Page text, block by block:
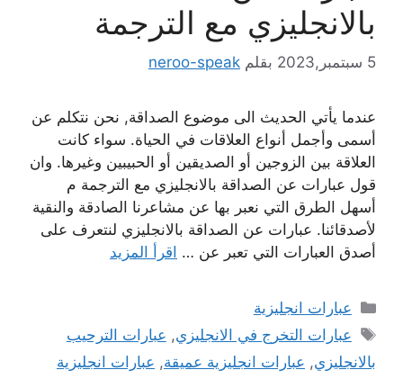
بالانجليزي مع الترجمة
5 سبتمبر,2023 بقلم neroo-speak
عندما يأتي الحديث الى موضوع الصداقة, نحن نتكلم عن
أسمى وأجمل أنواع العلاقات في الحياة. سواء كانت
العلاقة بين الزوجين أو الصديقين أو الحبيبين وغيرها. وان
قول عبارات عن الصداقة بالانجليزي مع الترجمة م
أسهل الطرق التي نعبر بها عن مشاعرنا الصادقة والنقية
لأصدقائنا. عبارات عن الصداقة بالانجليزي لنتعرف على
أصدق العبارات التي تعبر عن … اقرأ المزيد
التصنيفات
عبارات انجليزية
الوسوم
عبارات التخرج في الانجليزي, عبارات الترحيب
بالانجليزي, عبارات انجليزية عميقة, عبارات انجليزية